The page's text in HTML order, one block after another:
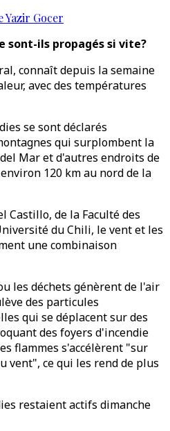
Yazir Gocer
sont-ils propagés si vite?
connaît depuis la semaine
avec des températures
se sont déclarés
qui surplombent la
Mar et d'autres endroits de
120 km au nord de la
Castillo, de la Faculté des
du Chili, le vent et les
une combinaison
les déchets génèrent de l'air
des particules
qui se déplacent sur des
des foyers d'incendie
flammes s'accélèrent "sur
vent", ce qui les rend de plus
restaient actifs dimanche